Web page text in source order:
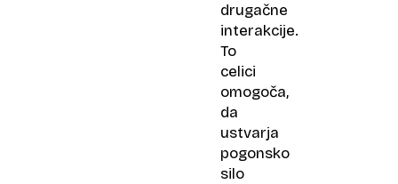
drugačne
interakcije.
To
celici
omogoča,
da
ustvarja
pogonsko
silo